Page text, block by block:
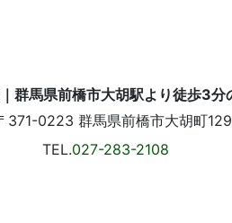
371-0223 群馬県前橋市大胡町129
TEL.027-283-2108